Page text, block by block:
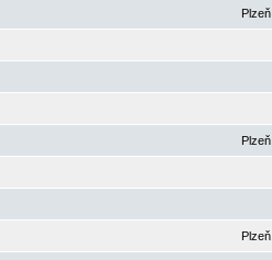
Plzeň
Plzeň
Plzeň